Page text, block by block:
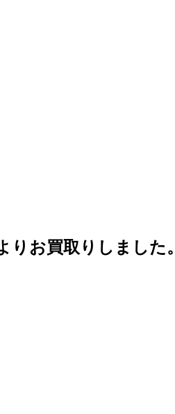
りお買取りしました。